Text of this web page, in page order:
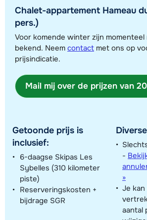
Toon alle accommodaties in dit
Deze kaart geeft een indicatie van de ligging van
Chalet-appartement Hameau
pers.)
Voor komende winter zijn
bekend. Neem contact met ons op
prijsindicatie.
Mail mij over de prijzen van
Getoonde prijs is
inclusief:
6-daagse Skipas Les
Sybelles (310 kilometer
piste)
Reserveringskosten +
bijdrage SGR
-
»
Je
aantal